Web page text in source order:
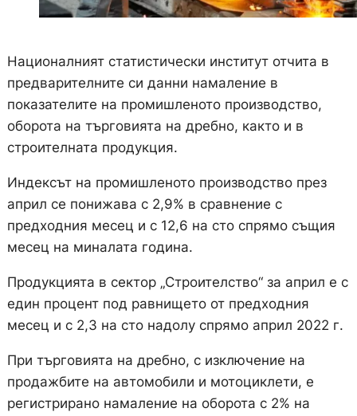
Националният статистически институт отчита в
предварителните си данни намаление в
показателите на промишленото производство,
оборота на търговията на дребно, както и в
строителната продукция.
Индексът на промишленото производство през
април се понижава с 2,9% в сравнение с
предходния месец и с 12,6 на сто спрямо същия
месец на миналата година.
Продукцията в сектор „Строителство“ за април е с
един процент под равнището от предходния
месец и с 2,3 на сто надолу спрямо април 2022 г.
При търговията на дребно, с изключение на
продажбите на автомобили и мотоциклети, е
регистрирано намаление на оборота с 2% на